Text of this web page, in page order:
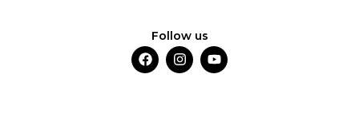
Follow us